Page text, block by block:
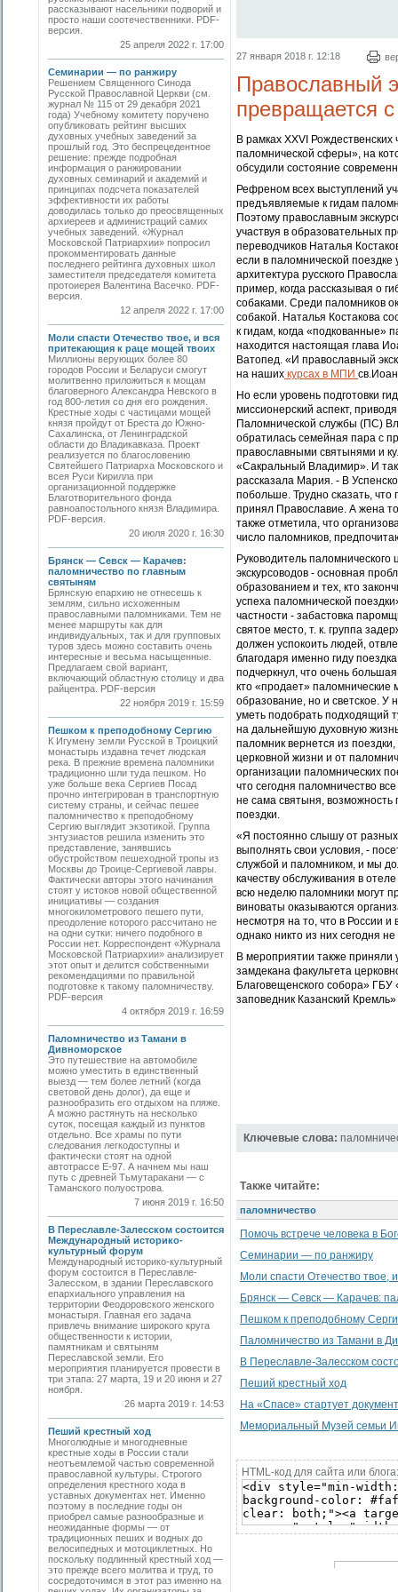
рассказывают насельники подворий и
просто наши соотечественники. PDF-
версия.
25 апреля 2022 г. 17:00
Семинарии — по ранжиру
Решением Священного Синода
Русской Православной Церкви (см.
журнал № 115 от 29 декабря 2021
года) Учебному комитету поручено
опубликовать рейтинг высших
духовных учебных заведений за
прошлый год. Это беспрецедентное
решение: прежде подробная
информация о ранжировании
духовных семинарий и академий и
принципах подсчета показателей
эффективности их работы
доводилась только до преосвященных
архиереев и адми­нистраций самих
учебных заведений. «Журнал
Московской Патриархии» попросил
прокомментировать данные
последнего рейтинга духовных школ
заместителя председателя комитета
протоиерея Валентина Васечко. PDF-
версия.
12 апреля 2022 г. 17:00
Моли спасти Отечество твое, и вся
притекающия к раце мощей твоих
Миллионы верующих более 80
городов России и Беларуси смогут
молитвенно приложиться к мощам
благоверного Александра Невского в
год 800-летия со дня его рождения.
Крестные ходы с частицами мощей
князя пройдут от Бреста до Южно-
Сахалинска, от Ленинградской
области до Владикавказа. Проект
реализуется по благословению
Святейшего Патриарха Московского и
всея Руси Кирилла при
организационной поддержке
Благотворительного фонда
равноапостольного князя Владимира.
PDF-версия.
20 июля 2020 г. 16:30
Брянск — Севск — Карачев:
паломничество по главным
святыням
Брянскую епархию не отнесешь к
землям, сильно исхоженным
православными паломниками. Тем не
менее маршруты как для
индивидуальных, так и для групповых
туров здесь можно составить очень
интересные и весьма насыщенные.
Предлагаем свой вариант,
включающий областную столицу и два
райцентра. PDF-версия
22 ноября 2019 г. 15:59
Пешком к преподобному Сергию
К Игумену земли Русской в Троицкий
монастырь издавна течет людская
река. В прежние времена паломники
традиционно шли туда пешком. Но
уже больше века Сергиев Посад
прочно интегрирован в транспортную
систему страны, и сейчас пешее
паломничество к преподобному
Сергию выглядит экзотикой. Группа
энтузиастов решила изменить это
представление, занявшись
обустройством пешеходной тропы из
Москвы до Троице-Сергиевой лавры.
Фактически авторы этого начинания
стоят у истоков новой общест­венной
инициативы — создания
многокилометрового пешего пути,
преодоление которого рассчитано не
на одни сутки: ничего подобного в
России нет. Корреспондент «Журнала
Московской Патриархии» анализирует
этот опыт и делится собственными
рекомендациями по правильной
подготовке к такому паломничеству.
PDF-версия
4 октября 2019 г. 16:59
Паломничество из Тамани в
Дивноморское
Это путешествие на автомобиле
можно уместить в единственный
выезд — тем более летний (когда
световой день долог), да еще и
разнообразить его отдыхом на пляже.
А можно растянуть на несколько
суток, посещая каждый из пунктов
отдельно. Все храмы по пути
следования легкодоступны и
фактически стоят на одной
автотрассе Е-97. А начнем мы наш
путь с древней Тьмутаракани — с
Таманского полуострова.
7 июня 2019 г. 16:50
В Переславле-Залесском состоится
Международный историко-
культурный форум
Международный историко-культурный
форум состоится в Переславле-
Залесском, в здании Переславского
епархиального управления на
территории Феодоровского женского
монастыря. Главная его задача
привлечь внимание широкого круга
общественности к истории,
памятникам и святыням
Переславской земли. Его
мероприятия планируется провести в
три этапа: 27 марта, 19 и 20 июня и 27
ноября.
26 марта 2019 г. 14:53
Пеший крестный ход
Многолюдные и многодневные
крестные ходы в России стали
неотъемлемой частью современной
православной культуры. Строгого
определения крестного хода в
уставных документах нет. Именно
поэтому в последние годы он
приобрел самые разнообразные и
неожиданные формы — от
традиционных пеших и водных до
велосипедных и мотоциклетных. Но
поскольку подлинный крестный ход —
это прежде всего молитва и труд, то
сосредоточимся в этот раз именно на
27 января 2018 г. 12:18
Православный
превращается
В рамках XXVI
паломнической сферы», на
обсудили состояние
Рефреном всех выступлений
предъявляемые к гидам
Поэтому православным
участвуя в образовательных
переводчиков Наталья
если в паломнической
архитектура русского
пример, когда рассказывая о
собаками. Среди паломников
собакой. Наталья Костакова
к гидам, когда «подкованные»
находится настоящая глава
Ватопед. «И православный
на наших курсах в МПИ
Но если уровень подготовки
миссионерский аспект,
Паломнической службы (ПС)
обратилась семейная пара с
православными святынями и
«Сакральный Владимир». И так
рассказала Мария. - В
побольше. Трудно сказать,
принял Православие. А жена
также отметила, что
число паломников,
Руководитель паломнического
экскурсоводов - основная
образованием и тех, кто
успеха паломнической
частности - забастовка
святое место, т. к. группа
должен успокоить людей,
благодаря именно гиду
подчеркнул, что очень
кто «продает» паломнические
образование, но и светское.
уметь подобрать подходящий
на дальнейшую духовную
паломник вернется из
церковной жизни и от
организации паломнических
что сегодня паломничество
не сама святыня, возможность
поездки.
«Я постоянно слышу от
выполнять свои условия, -
службой и паломником, и мы
качеству обслуживания в
всю неделю паломники могут
виноваты оказываются
несмотря на то, что в России
однако никто из них сегодня
В мероприятии также приняли
замдекана факультета
Благовещенского собора»
заповедник Казанский
Ключевые слова:
Также читайте:
паломничество
Помочь встрече человека в
Семинарии — по ранжиру
Моли спасти Отечество твое,
Брянск — Севск — Карачев:
Пешком к преподобному
Паломничество из Тамани в
В Переславле-Залесском
Пеший крестный ход
На «Спасе» стартует
Мемориальный Музей семьи
HTML-код для сайта или блога: